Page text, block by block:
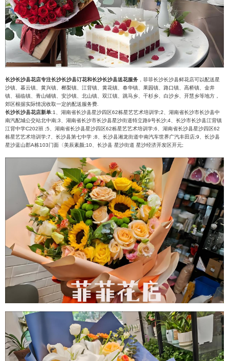
长沙长沙县花店专注长沙长沙县订花和长沙长沙县送花服务 ，菲菲长沙长沙县鲜花店可以配送星
沙镇、暮云镇、黄兴镇、榔梨镇、江背镇、黄花镇、春华镇、果园镇、路口镇、高桥镇、金井
镇、福临镇、青山铺镇、安沙镇、北山镇、双江镇、跳马乡、干杉乡、白沙乡、开慧乡等地方，
郊区根据实际情况收取一定的配送服务费.
长沙长沙县花店新单:1、湖南省长沙县星沙四区62栋星艺艺术培训学;2、湖南省长沙市长沙县中
南汽配城公交站北中南;3、湖南省长沙市长沙县星沙街道特立路9号长沙;4、长沙市长沙县江背镇
江背中学C202班 ;5、湖南省长沙县星沙四区62栋星艺艺术培训学;6、湖南省长沙县星沙四区62
栋星艺艺术培训学;7、长沙县第七中学 ;8、长沙县湘龙街道中南汽车世界广汽丰田店;9、长沙县
星沙蓝山郡A栋103门面〈美辰素颜;10、长沙县 星沙街道 星沙经济开发区开元;